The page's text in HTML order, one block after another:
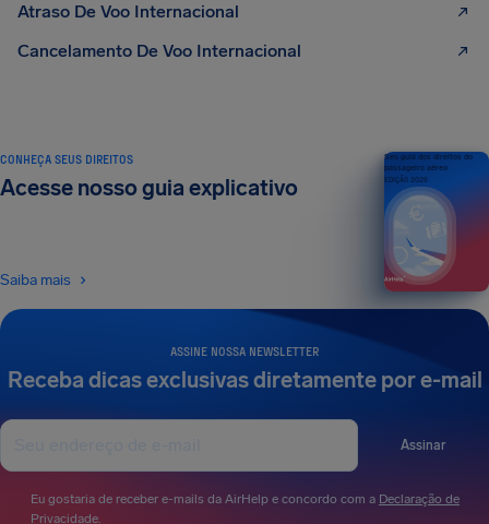
Atraso De Voo Internacional
Cancelamento De Voo Internacional
ASSINE NOSSA NEWSLETTER
Receba dicas exclusivas diretamente por e-mail
Assinar
Eu gostaria de receber e-mails da AirHelp e concordo com a Declaração de
Privacidade.
CONHEÇA SEUS DIREITOS
Acesse nosso guia explicativo
Saiba mais
Seu guia dos direitos do
passageiro aéreo
EDIÇÃO 2026